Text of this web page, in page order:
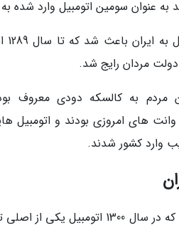
به عنوان سومین اتومبیل وارد شده
دولت مردان رایج شد.
به کالسکه دودی معروف
وانت های امروزی بودند و
وارد کشور شدند.
نگاه به تاریخچه خودرو در ایران نشان می